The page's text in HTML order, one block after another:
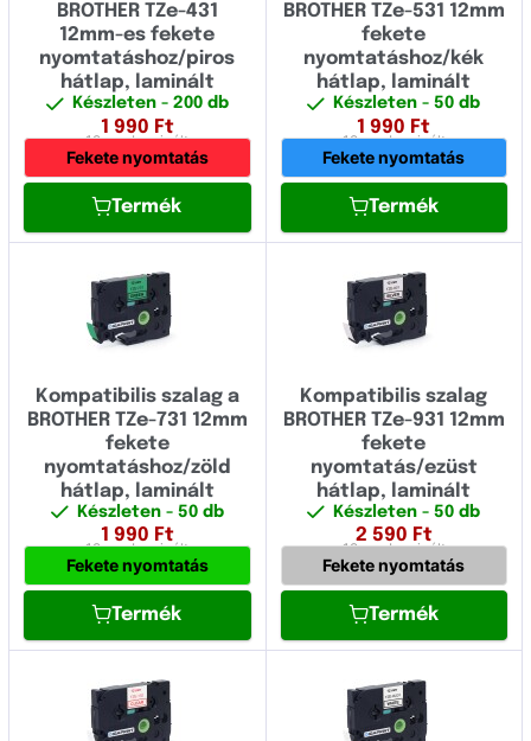
38.00
BROTHER TZe-431
12mm-es fekete
nyomtatáshoz/piros
hátlap, laminált
Készleten - 200 db
1 990 Ft
12 mmLaminált
Fekete nyomtatás
Termék
BROTHER TZe-531 12mm
fekete
nyomtatáshoz/kék
hátlap, laminált
Készleten- 50 db
1 990 Ft
12 mmLaminált
Fekete nyomtatás
Termék
Kompatibilis szalag a
BROTHER TZe-731 12mm
fekete
nyomtatáshoz/zöld
hátlap, laminált
Készleten - 50 db
1 990 Ft
12 mmLaminált
Fekete nyomtatás
Termék
Kompatibilis szalag
BROTHER TZe-931 12mm
fekete
nyomtatás/ezüst
hátlap, laminált
Készleten- 50 db
2 590 Ft
12 mmLaminált
Fekete nyomtatás
Termék